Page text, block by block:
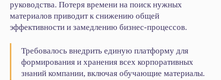
руководства. Потеря времени на поиск нужных
материалов приводит к снижению общей
эффективности и замедлению бизнес‑процессов.
Требовалось внедрить единую платформу для
формирования и хранения всех корпоративных
знаний компании, включая обучающие материалы.